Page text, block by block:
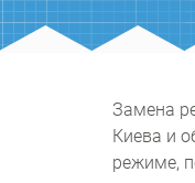
Замена
Киева и
режиме,